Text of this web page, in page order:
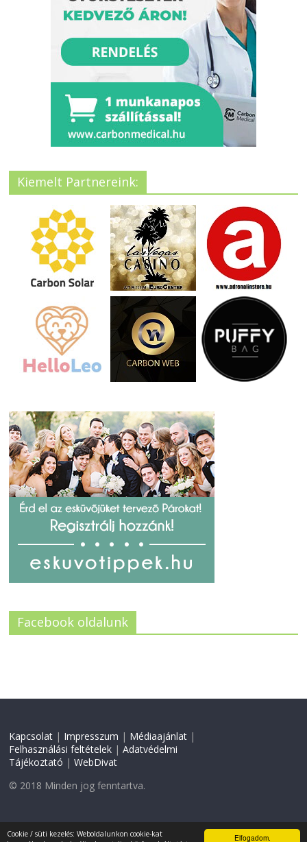
Elfogadom.
Cookie / süti kezelés: Weboldalunkon cookie-kat
Kiemelt Partnereink:
Facebook oldalunk
Kapcsolat | Impresszum | Médiaajánlat |
Felhasználási feltételek |Adatvédelmi
Tájékoztató |WebDivat
© 2018 Minden jog fenntartva.
Weboldal készítés:CW